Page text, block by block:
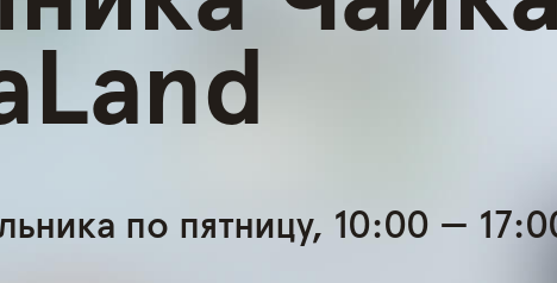
по пятницу, 10:00 —